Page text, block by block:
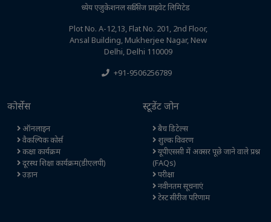
ध्येय एजुकेशनल सर्विसेज प्राइवेट लिमिटेड
Plot No. A-12,13, Flat No. 201, 2nd Floor,
Ansal Building, Mukherjee Nagar, New
Delhi, Delhi 110009
+91-9506256789
कोर्सेस
ऑनलाइन
वैकल्पिक कोर्स
कक्षा कार्यक्रम
दूरस्थ शिक्षा कार्यक्रम(डीएलपी)
उड़ान
स्टूडेंट जोन
बैच डिटेल्स
शुल्क विवरण
यूपीएससी में अक्सर पूछे जाने वाले प्रश्न
(FAQs)
परीक्षा
नवीनतम सूचनाएं
टेस्ट सीरीज परिणाम